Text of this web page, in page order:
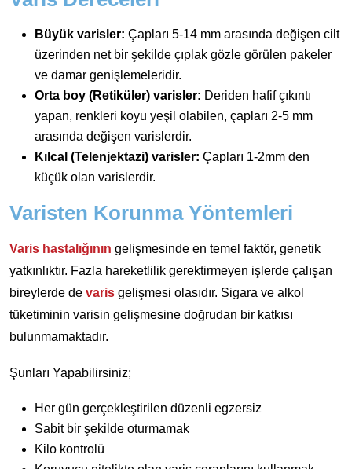
Büyük varisler: Çapları 5-14 mm arasında değişen cilt
üzerinden net bir şekilde çıplak gözle görülen pakeler
ve damar genişlemeleridir.
Orta boy (Retiküler) varisler: Deriden hafif çıkıntı
yapan, renkleri koyu yeşil olabilen, çapları 2-5 mm
arasında değişen varislerdir.
Kılcal (Telenjektazi) varisler: Çapları 1-2mm den
küçük olan varislerdir.
Varisten Korunma Yöntemleri
Varis hastalığının gelişmesinde en temel faktör, genetik
yatkınlıktır. Fazla hareketlilik gerektirmeyen işlerde çalışan
bireylerde de varis gelişmesi olasıdır. Sigara ve alkol
tüketiminin varisin gelişmesine doğrudan bir katkısı
bulunmamaktadır.
Şunları Yapabilirsiniz;
Her gün gerçekleştirilen düzenli egzersiz
Sabit bir şekilde oturmamak
Kilo kontrolü